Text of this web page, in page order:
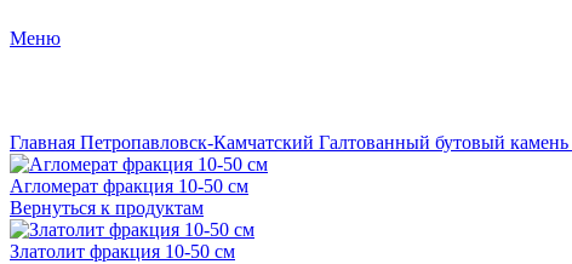
Меню
Главная Петропавловск-Камчатский Галтованный бутовый камень
Агломерат фракция 10-50 см
Вернуться к продуктам
Златолит фракция 10-50 см